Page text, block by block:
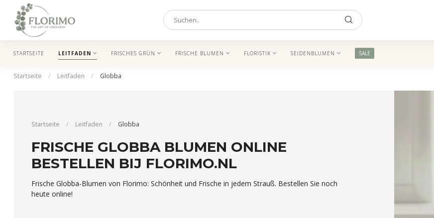
STARTSEITE LEITFADEN FRISCHES GRÜN FRISCHE BLUMEN FLORISTIK SEIDENBLUMEN SALE
Startseite / Leitfaden / Globba
Startseite / Leitfaden / Globba
FRISCHE GLOBBA BLUMEN ONLINE
BESTELLEN BIJ FLORIMO.NL
Frische Globba-Blumen von Florimo: Schönheit und Frische in jedem Strauß. Bestellen Sie noch
heute online!